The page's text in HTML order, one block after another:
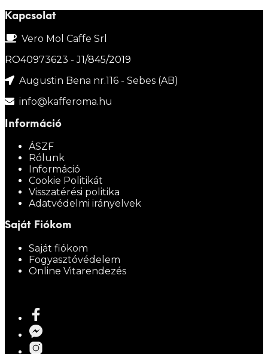
Kapcsolat
Vero Mol Caffe Srl
RO40973623 - J1/845/2019
Augustin Bena nr.116 - Sebes (AB)
info@kafferoma.hu
Információ
ÁSZF
Rólunk
Információ
Cookie Politikát
Visszatérési politika
Adatvédelmi irányelvek
Saját Fiókom
Saját fiókom
Fogyasztóvédelem
Online Vitarendezés